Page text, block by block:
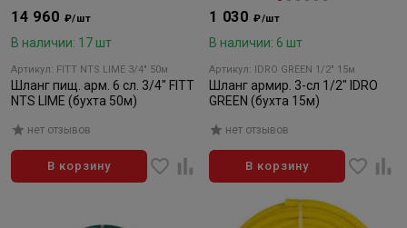
14 960 ₽/шт
В наличии: 17 шт
Артикул: FITT NTS LIME 3/4" 50м
Шланг пищ. арм. 6 сл. 3/4" FITT
NTS LIME (бухта 50м)
нет отзывов
В корзину
1 030 ₽/шт
В наличии: 6 шт
Артикул: IDRO GREEN 1/2" 15м
Шланг армир. 3-сл 1/2" IDRO
GREEN (бухта 15м)
нет отзывов
В корзину